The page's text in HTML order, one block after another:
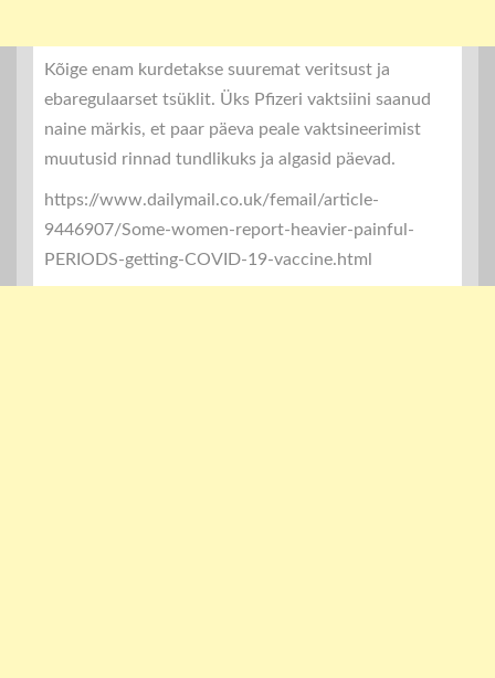
Kõige enam kurdetakse suuremat veritsust ja
ebaregulaarset tsüklit. Üks Pfizeri vaktsiini saanud
naine märkis, et paar päeva peale vaktsineerimist
muutusid rinnad tundlikuks ja algasid päevad.
https://www.dailymail.co.uk/femail/article-
9446907/Some-women-report-heavier-painful-
PERIODS-getting-COVID-19-vaccine.html